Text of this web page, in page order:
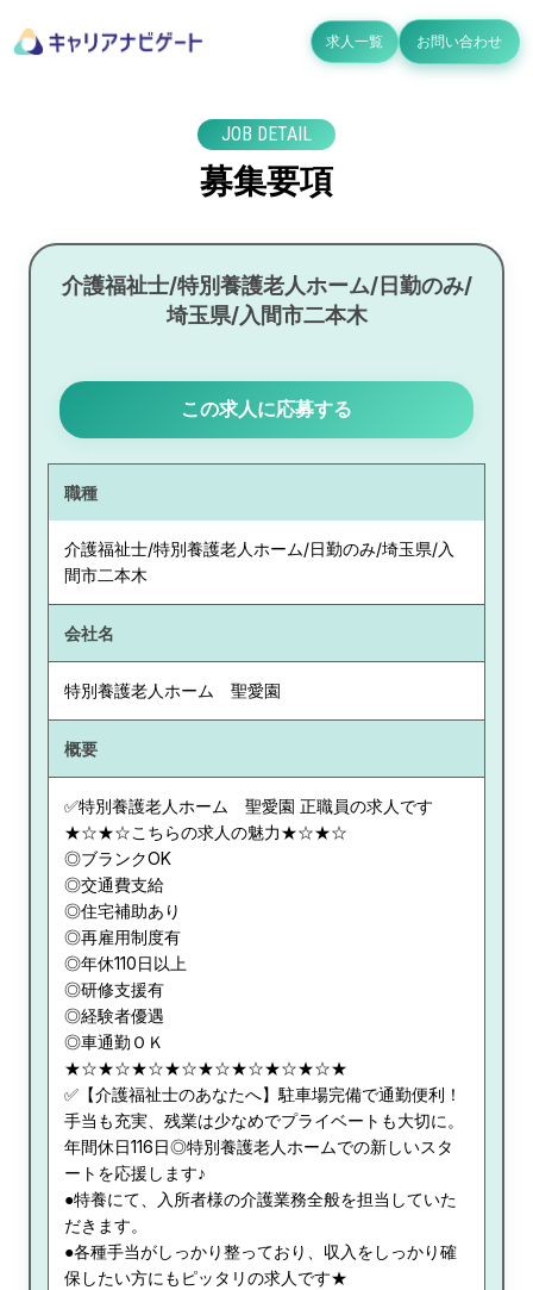
求人一覧 お問い合わせ
JOB DETAIL
募集要項
介護福祉士/特別養護老人ホーム/日勤のみ/
埼玉県/入間市二本木
この求人に応募する
職種
介護福祉士/特別養護老人ホーム/日勤のみ/埼玉県/入
間市二本木
会社名
特別養護老人ホーム 聖愛園
概要
✅特別養護老人ホーム 聖愛園 正職員の求人です
★☆★☆こちらの求人の魅力★☆★☆
◎ブランクOK
◎交通費支給
◎住宅補助あり
◎再雇用制度有
◎年休110日以上
◎研修支援有
◎経験者優遇
◎車通勤ＯＫ
★☆★☆★☆★☆★☆★☆★☆★☆★
✅【介護福祉士のあなたへ】駐車場完備で通勤便利！
手当も充実、残業は少なめでプライベートも大切に。
年間休日116日◎特別養護老人ホームでの新しいスタ
ートを応援します♪
●特養にて、入所者様の介護業務全般を担当していた
だきます。
●各種手当がしっかり整っており、収入をしっかり確
保したい方にもピッタリの求人です★